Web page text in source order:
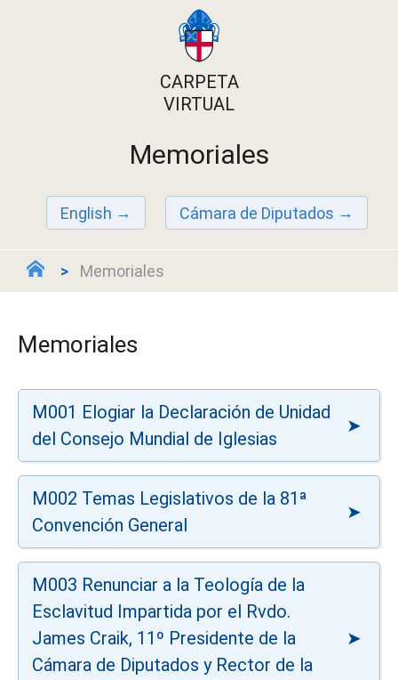
CARPETA
VIRTUAL
Memoriales
English Cámara de Diputados
Memoriales
Memoriales
M001 Elogiar la Declaración de Unidad
del Consejo Mundial de Iglesias
M002 Temas Legislativos de la 81ª
Convención General
M003 Renunciar a la Teología de la
Esclavitud Impartida por el Rvdo.
James Craik, 11º Presidente de la
Cámara de Diputados y Rector de la